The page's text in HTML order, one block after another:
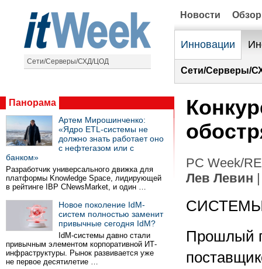
Сети/Серверы/СХД/ЦОД
Новости
Инновации
Сети/Серверы/
Панорама
Артем Мирошинченко:
«Ядро ETL-системы не
должно знать работает оно
с нефтегазом или с
банком»
Разработчик универсального движка для
платформы Knowledge Space, лидирующей
в рейтинге IBP CNewsMarket, и один …
Новое поколение IdM-
систем полностью заменит
привычные сегодня IdM?
IdM-системы давно стали
привычным элементом корпоративной ИТ-
инфраструктуры. Рынок развивается уже
не первое десятилетие …
PC Week/
Лев Левин
Прошлый